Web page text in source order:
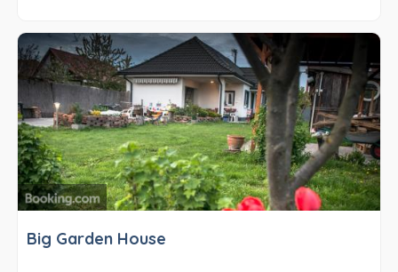
sprchou. V tomto ubytovaní hostia nájdu uteráky a posteľnú
bielizeň.
Medzi vyhľadávané miesta v blízkosti ubytovania Panoráma
apartmán Centrum patria New Chateau Banska Stiavnica, Chrám
sv. Kataríny a Starý hrad Banská Štiavnica.
Big Garden House